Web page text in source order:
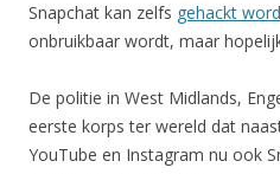
Snapchat kan zelfs gehackt
onbruikbaar wordt, maar
De politie in West Midlands,
eerste korps ter wereld dat
YouTube en Instagram nu ook